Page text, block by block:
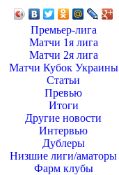
Премьер-лига
Матчи 1я лига
Матчи 2я лига
Матчи Кубок Украины
Статьи
Превью
Итоги
Другие новости
Интервью
Дублеры
Низшие лиги/аматоры
Фарм клубы